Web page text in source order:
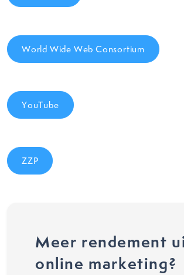
World Wide Web Consortium
YouTube
ZZP
Meer rendement
online marketing?